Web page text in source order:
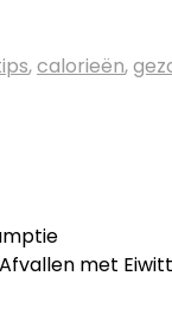
,calorieën,
met